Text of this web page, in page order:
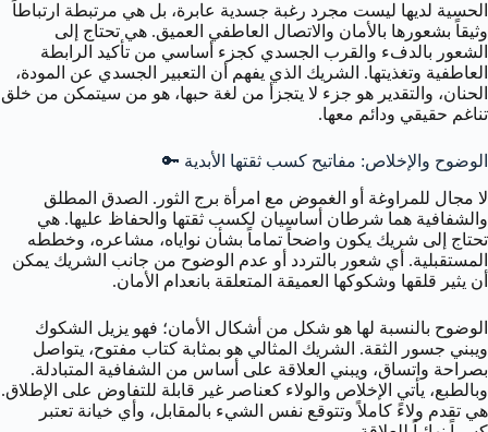
الحسية لديها ليست مجرد رغبة جسدية عابرة، بل هي مرتبطة ارتباطاً
وثيقاً بشعورها بالأمان والاتصال العاطفي العميق. هي تحتاج إلى
الشعور بالدفء والقرب الجسدي كجزء أساسي من تأكيد الرابطة
العاطفية وتغذيتها. الشريك الذي يفهم أن التعبير الجسدي عن المودة،
الحنان، والتقدير هو جزء لا يتجزأ من لغة حبها، هو من سيتمكن من خلق
تناغم حقيقي ودائم معها.
الوضوح والإخلاص: مفاتيح كسب ثقتها الأبدية 🔑
لا مجال للمراوغة أو الغموض مع امرأة برج الثور. الصدق المطلق
والشفافية هما شرطان أساسيان لكسب ثقتها والحفاظ عليها. هي
تحتاج إلى شريك يكون واضحاً تماماً بشأن نواياه، مشاعره، وخططه
المستقبلية. أي شعور بالتردد أو عدم الوضوح من جانب الشريك يمكن
أن يثير قلقها وشكوكها العميقة المتعلقة بانعدام الأمان.
الوضوح بالنسبة لها هو شكل من أشكال الأمان؛ فهو يزيل الشكوك
ويبني جسور الثقة. الشريك المثالي هو بمثابة كتاب مفتوح، يتواصل
بصراحة واتساق، ويبني العلاقة على أساس من الشفافية المتبادلة.
وبالطبع، يأتي الإخلاص والولاء كعناصر غير قابلة للتفاوض على الإطلاق.
هي تقدم ولاءً كاملاً وتتوقع نفس الشيء بالمقابل، وأي خيانة تعتبر